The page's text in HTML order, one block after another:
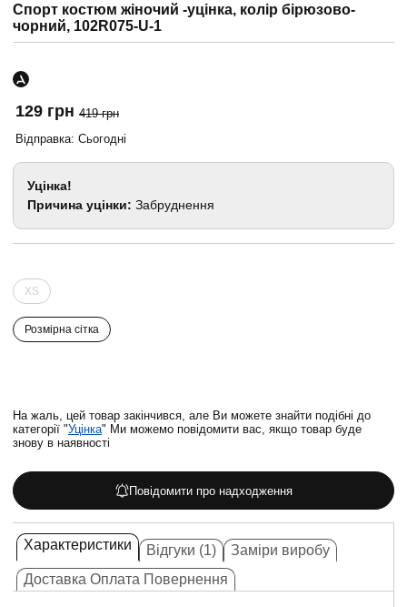
Спорт костюм жіночий -уцінка, колір бірюзово-
чорний, 102R075-U-1
129 грн 419 грн
Відправка: Сьогодні
Уцінка!
Причина уцінки: Забруднення
XS
Розмірна сітка
На жаль, цей товар закінчився, але Ви можете знайти подібні до
категорії "Уцінка" Ми можемо повідомити вас, якщо товар буде
знову в наявності
Повідомити про надходження
Характеристики Відгуки (1)
Заміри виробу
Доставка Оплата Повернення